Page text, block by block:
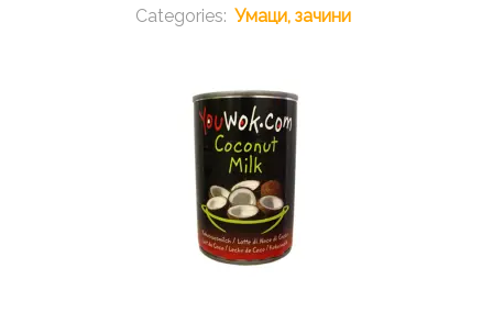
Умаци, зачини